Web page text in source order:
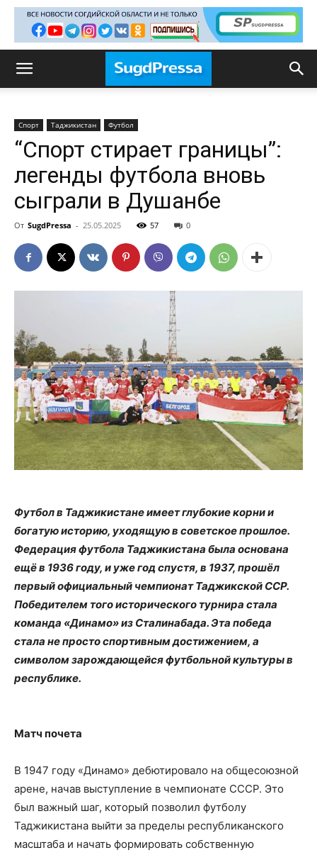
Спорт Таджикистан Футбол
“Спорт стирает границы”:
легенды футбола вновь
сыграли в Душанбе
От SugdPressa - 25.05.2025 57 0
Футбол в Таджикистане имеет глубокие корни и
богатую историю, уходящую в советское прошлое.
Федерация футбола Таджикистана была основана
ещё в 1936 году, и уже год спустя, в 1937, прошёл
первый официальный чемпионат Таджикской ССР.
Победителем того исторического турнира стала
команда «Динамо» из Сталинабада. Эта победа
стала не просто спортивным достижением, а
символом зарождающейся футбольной культуры в
республике.
Матч почета
В 1947 году «Динамо» дебютировало на общесоюзной
арене, начав выступление в чемпионате СССР. Это
был важный шаг, который позволил футболу
Таджикистана выйти за пределы республиканского
масштаба и начать формировать собственную